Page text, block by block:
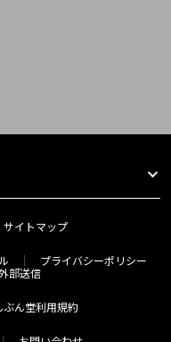
サイトマップ
プライバシーポリシー
部送信
ぶん堂利用規約